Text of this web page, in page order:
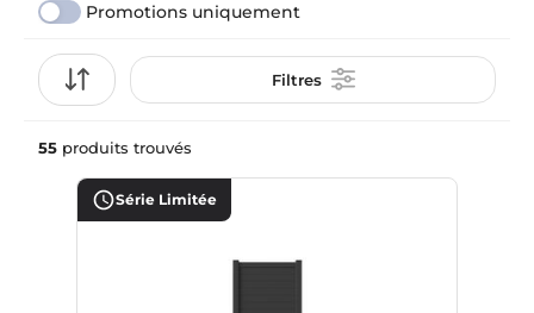
Promotions uniquement
Filtres
55 produits trouvés
Série Limitée